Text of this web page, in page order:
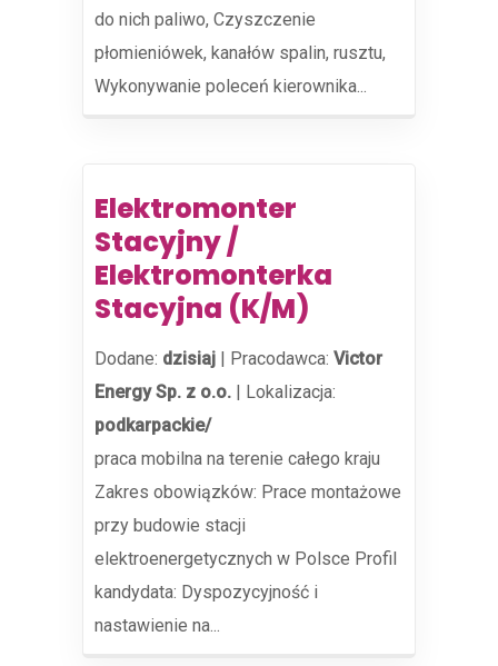
do nich paliwo, Czyszczenie
płomieniówek, kanałów spalin, rusztu,
Wykonywanie poleceń kierownika...
Elektromonter
Stacyjny /
Elektromonterka
Stacyjna (K/M)
Dodane: dzisiaj | Pracodawca: Victor
Energy Sp. z o.o. | Lokalizacja:
podkarpackie/
praca mobilna na terenie całego kraju
Zakres obowiązków: Prace montażowe
przy budowie stacji
elektroenergetycznych w Polsce Profil
kandydata: Dyspozycyjność i
nastawienie na...